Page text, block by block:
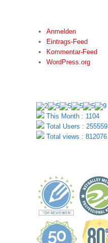
Anmelden
Eintrags-Feed
Kommentar-Feed
WordPress.org
This Month : 1104
Total Users : 255559
Total views : 812076